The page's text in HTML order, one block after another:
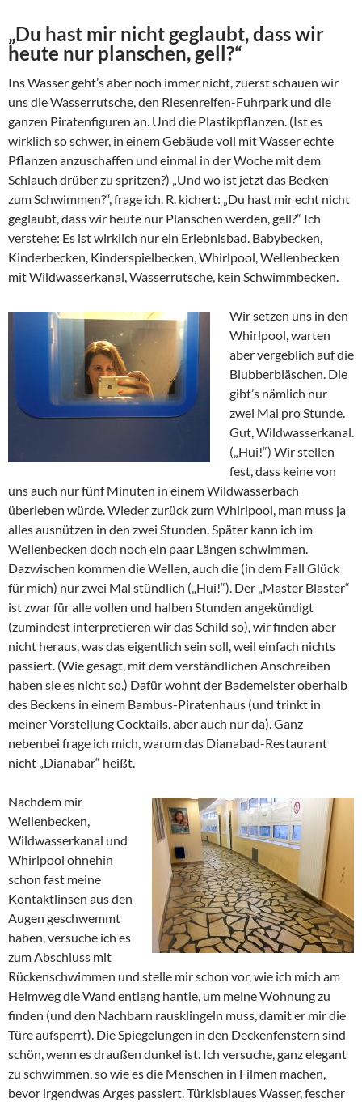
„Du hast mir nicht geglaubt, dass wir
heute nur planschen, gell?“
Ins Wasser geht’s aber noch immer nicht, zuerst schauen wir
uns die Wasserrutsche, den Riesenreifen-Fuhrpark und die
ganzen Piratenfiguren an. Und die Plastikpflanzen. (Ist es
wirklich so schwer, in einem Gebäude voll mit Wasser echte
Pflanzen anzuschaffen und einmal in der Woche mit dem
Schlauch drüber zu spritzen?) „Und wo ist jetzt das Becken
zum Schwimmen?“, frage ich. R. kichert: „Du hast mir echt nicht
geglaubt, dass wir heute nur Planschen werden, gell?“ Ich
verstehe: Es ist wirklich nur ein Erlebnisbad. Babybecken,
Kinderbecken, Kinderspielbecken, Whirlpool, Wellenbecken
mit Wildwasserkanal, Wasserrutsche, kein Schwimmbecken.
Wir setzen uns in den
Whirlpool, warten
aber vergeblich auf die
Blubberbläschen. Die
gibt’s nämlich nur
zwei Mal pro Stunde.
Gut, Wildwasserkanal.
(„Hui!“) Wir stellen
fest, dass keine von
uns auch nur fünf Minuten in einem Wildwasserbach
überleben würde. Wieder zurück zum Whirlpool, man muss ja
alles ausnützen in den zwei Stunden. Später kann ich im
Wellenbecken doch noch ein paar Längen schwimmen.
Dazwischen kommen die Wellen, auch die (in dem Fall Glück
für mich) nur zwei Mal stündlich („Hui!“). Der „Master Blaster“
ist zwar für alle vollen und halben Stunden angekündigt
(zumindest interpretieren wir das Schild so), wir finden aber
nicht heraus, was das eigentlich sein soll, weil einfach nichts
passiert. (Wie gesagt, mit dem verständlichen Anschreiben
haben sie es nicht so.) Dafür wohnt der Bademeister oberhalb
des Beckens in einem Bambus-Piratenhaus (und trinkt in
meiner Vorstellung Cocktails, aber auch nur da). Ganz
nebenbei frage ich mich, warum das Dianabad-Restaurant
nicht „Dianabar“ heißt.
Nachdem mir
Wellenbecken,
Wildwasserkanal und
Whirlpool ohnehin
schon fast meine
Kontaktlinsen aus den
Augen geschwemmt
haben, versuche ich es
zum Abschluss mit
Rückenschwimmen und stelle mir schon vor, wie ich mich am
Heimweg die Wand entlang hantle, um meine Wohnung zu
finden (und den Nachbarn rausklingeln muss, damit er mir die
Türe aufsperrt). Die Spiegelungen in den Deckenfenstern sind
schön, wenn es draußen dunkel ist. Ich versuche, ganz elegant
zu schwimmen, so wie es die Menschen in Filmen machen,
bevor irgendwas Arges passiert. Türkisblaues Wasser, fescher